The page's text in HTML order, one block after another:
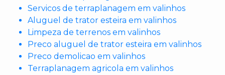
Servicos de terraplanagem em valinhos
Aluguel de trator esteira em valinhos
Limpeza de terrenos em valinhos
Preco aluguel de trator esteira em valinhos
Preco demolicao em valinhos
Terraplanagem agricola em valinhos